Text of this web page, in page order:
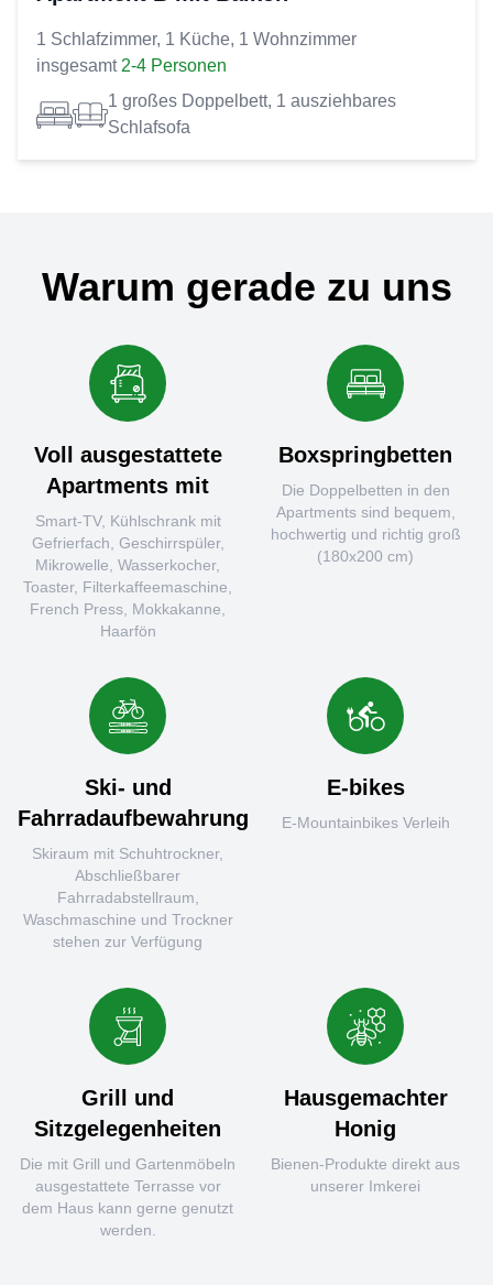
1 Schlafzimmer, 1 Küche, 1 Wohnzimmer
insgesamt 2-4 Personen
1 großes Doppelbett, 1 ausziehbares
Schlafsofa
Warum gerade zu uns
Voll ausgestattete
Apartments mit
Smart-TV, Kühlschrank mit
Gefrierfach, Geschirrspüler,
Mikrowelle, Wasserkocher,
Toaster, Filterkaffeemaschine,
French Press, Mokkakanne,
Haarfön
Boxspringbetten
Die Doppelbetten in den
Apartments sind bequem,
hochwertig und richtig groß
(180x200 cm)
Ski- und
Fahrradaufbewahrung
Skiraum mit Schuhtrockner,
Abschließbarer
Fahrradabstellraum,
Waschmaschine und Trockner
stehen zur Verfügung
E-bikes
E-Mountainbikes Verleih
Grill und
Sitzgelegenheiten
Die mit Grill und Gartenmöbeln
ausgestattete Terrasse vor
dem Haus kann gerne genutzt
werden.
Hausgemachter
Honig
Bienen-Produkte direkt aus
unserer Imkerei